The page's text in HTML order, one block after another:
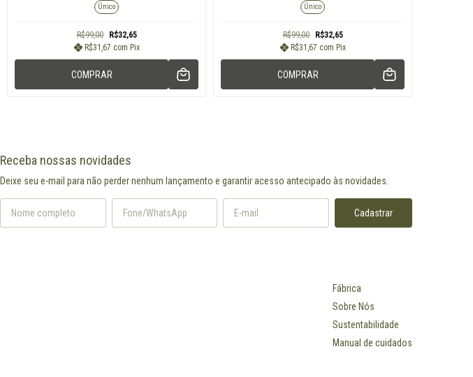
Único
R$99,00
R$32,65
R$31,67 com Pix
COMPRAR
Único
R$99,00
R$32,65
R$31,67 com Pix
COMPRAR
Receba nossas novidades
Deixe seu e-mail para não perder nenhum lançamento e garantir acesso antecipado às novidades.
Fábrica
Sobre Nós
Sustentabilidade
Manual de cuidados